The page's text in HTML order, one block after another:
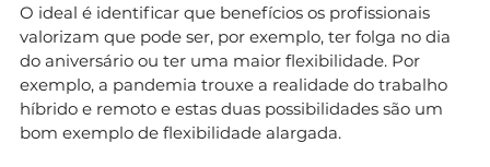
O ideal é identificar que benefícios os profissionais
valorizam que pode ser, por exemplo, ter folga no dia
do aniversário ou ter uma maior flexibilidade. Por
exemplo, a pandemia trouxe a realidade do trabalho
híbrido e remoto e estas duas possibilidades são um
bom exemplo de flexibilidade alargada.